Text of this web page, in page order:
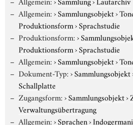
Allgemein:›Sammlungsobjekt›
Produktionsform›Sprachstudie
Produktionsform:›
Produktionsform›Sprachstudie
Allgemein:›Sammlungsobjekt›
Dokument-Typ:›Sammlungsobjekt
Schallplatte
Zugangsform:›Sammlungsobjekt›
Verwaltungsübertragung
Allgemein:›Sprachen›